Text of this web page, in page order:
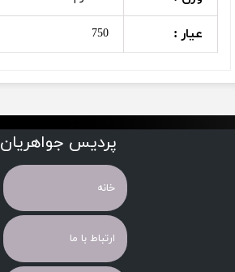
عیار : 750
پردیس جواهریان
خانه
ارتباط با ما